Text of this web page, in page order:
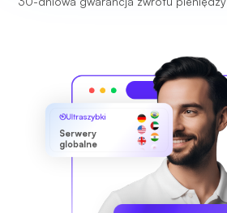
Ultraszybki
Serwery
globalne